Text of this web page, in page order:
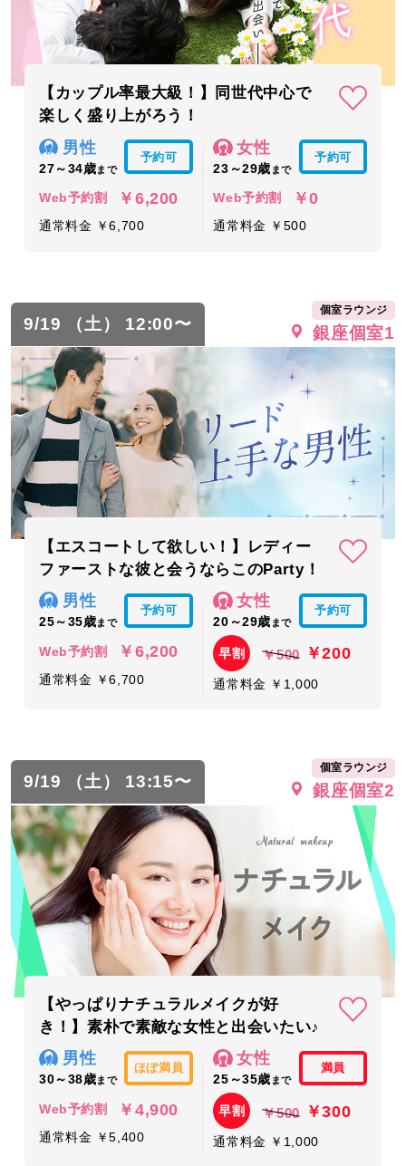
【カップル率最大級！】同世代中心で
楽しく盛り上がろう！
男性
27～34歳まで
予約可
Web予約割 ￥6,200
通常料金 ￥6,700
女性
23～29歳 まで
予約可
Web予約割 ￥0
通常料金 ￥500
9/19 （土） 12:00〜
個室ラウンジ
銀座個室1
【エスコートして欲しい！】レディー
ファーストな彼と会うならこのParty！
男性
25～35歳まで
予約可
Web予約割 ￥6,200
通常料金 ￥6,700
女性
20～29歳 まで
予約可
早割 ￥500 ￥200
通常料金 ￥1,000
9/19 （土） 13:15〜
個室ラウンジ
銀座個室2
【やっぱりナチュラルメイクが好
き！】素朴で素敵な女性と出会いたい♪
男性
30～38歳まで
ほぼ満員
Web予約割 ￥4,900
通常料金 ￥5,400
女性
25～35歳 まで
満員
早割 ￥500 ￥300
通常料金 ￥1,000